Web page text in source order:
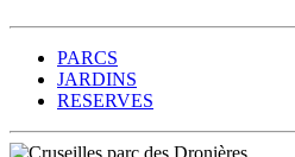
PARCS
JARDINS
RESERVES